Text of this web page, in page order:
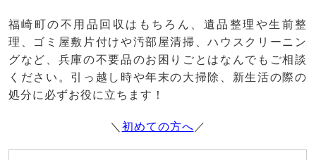
福崎町の不用品回収はもちろん、遺品整理や生前整
理、ゴミ屋敷片付けや汚部屋清掃、ハウスクリーニン
グなど、兵庫の不要品のお困りごとはなんでもご相談
ください。引っ越し時や年末の大掃除、新生活の際の
処分に必ずお役に立ちます！
＼ 初めての方へ ／